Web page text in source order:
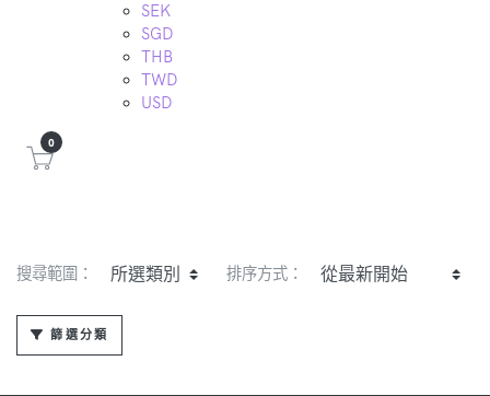
SEK
SGD
THB
TWD
USD
0
搜尋範圍： 排序方式：
篩選分類